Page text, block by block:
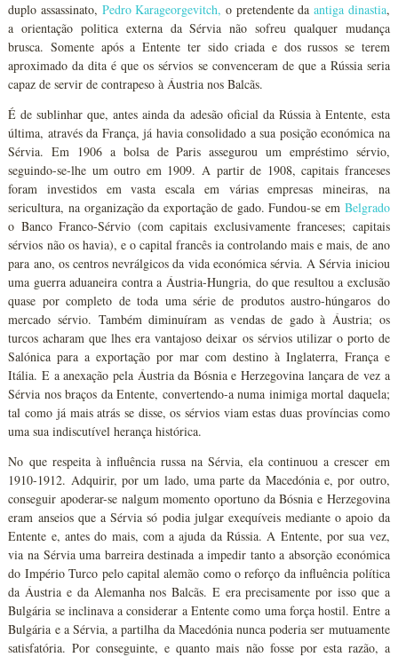
duplo assassinato, Pedro Karageorgevitch, o pretendente da antiga dinastia,
a orientação politica externa da Sérvia não sofreu qualquer mudança
brusca. Somente após a Entente ter sido criada e dos russos se terem
aproximado da dita é que os sérvios se convenceram de que a Rússia seria
capaz de servir de contrapeso à Áustria nos Balcãs.
É de sublinhar que, antes ainda da adesão oficial da Rússia à Entente, esta
última, através da França, já havia consolidado a sua posição económica na
Sérvia. Em 1906 a bolsa de Paris assegurou um empréstimo sérvio,
seguindo-se-lhe um outro em 1909. A partir de 1908, capitais franceses
foram investidos em vasta escala em várias empresas mineiras, na
sericultura, na organização da exportação de gado. Fundou-se em Belgrado
o Banco Franco-Sérvio (com capitais exclusivamente franceses; capitais
sérvios não os havia), e o capital francês ia controlando mais e mais, de ano
para ano, os centros nevrálgicos da vida económica sérvia. A Sérvia iniciou
uma guerra aduaneira contra a Áustria-Hungria, do que resultou a exclusão
quase por completo de toda uma série de produtos austro-húngaros do
mercado sérvio. Também diminuíram as vendas de gado à Áustria; os
turcos acharam que lhes era vantajoso deixar os sérvios utilizar o porto de
Salónica para a exportação por mar com destino à Inglaterra, França e
Itália. E a anexação pela Áustria da Bósnia e Herzegovina lançara de vez a
Sérvia nos braços da Entente, convertendo-a numa inimiga mortal daquela;
tal como já mais atrás se disse, os sérvios viam estas duas províncias como
uma sua indiscutível herança histórica.
No que respeita à influência russa na Sérvia, ela continuou a crescer em
1910-1912. Adquirir, por um lado, uma parte da Macedónia e, por outro,
conseguir apoderar-se nalgum momento oportuno da Bósnia e Herzegovina
eram anseios que a Sérvia só podia julgar exequíveis mediante o apoio da
Entente e, antes do mais, com a ajuda da Rússia. A Entente, por sua vez,
via na Sérvia uma barreira destinada a impedir tanto a absorção económica
do Império Turco pelo capital alemão como o reforço da influência política
da Áustria e da Alemanha nos Balcãs. E era precisamente por isso que a
Bulgária se inclinava a considerar a Entente como uma força hostil. Entre a
Bulgária e a Sérvia, a partilha da Macedónia nunca poderia ser mutuamente
satisfatória. Por conseguinte, e quanto mais não fosse por esta razão, a